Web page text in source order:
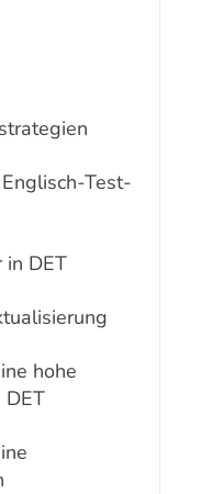
Test-
in DET
hohe
DET